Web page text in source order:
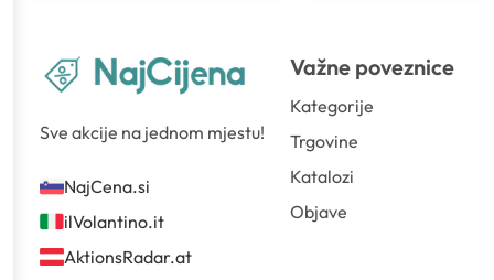
Sve akcije na jednom mjestu!
NajCena.si
ilVolantino.it
AktionsRadar.at
Važne poveznice
Kategorije
Trgovine
Katalozi
Objave